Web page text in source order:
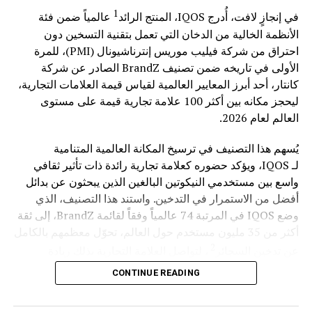
قطاعات حيوية مثل الصناعة، التكنولوجيا، السياحة
والتعليم وغيرها من المجالات. الأعمال هنا ليست مجرّد مشاريع
اقتصادية، بل هي جسر أساسي يعمّق الروابط بين الشعوب
ويحوّل العلاقات الدبلوماسية إلى إنجازات ملموسة على أرض
الواقع. من هذا المنطلق، نحن على ثقة أنّ تعاوننا المستقبلي
سيُشكّل نموذجا يُحتذى به، وسيُسهم في بناء مستقبل أكثر
استقرارا وازدهارا لبلدينا. أجدد شكري لسعادتكم وللسيدة
تونس أيضا في براغ، والتي تجمع في شخصها النبل والدبلوماسية
والكفاءة. شكرا لتونس، شكرا لكم ولجميع الحضور الكرام”.
في إنجازٍ لافت، أُدرج IQOS، المنتج الرائد 1 عالمياً ضمن فئة
الأنظمة الخالية من الدخان التي تعمل بتقنية التسخين دون
احتراق من شركة فيليب موريس إنترناشيونال (PMI)، للمرة
الأولى في تاريخه ضمن تصنيف BrandZ الصادر عن شركة
كانتار، أحد أبرز المعايير العالمية لقياس قيمة العلامات التجارية،
ليحجز مكانه بين أكثر 100 علامة تجارية قيمة على مستوى
العالم لعام 2026.
يُسهم هذا التصنيف في ترسيخ المكانة العالمية المتنامية
لـ IQOS، ويؤكد حضوره كعلامة تجارية رائدة ذات تأثير ثقافي
واسع بين مستخدمي النيكوتين البالغين الذين يبحثون عن بدائل
أفضل من الاستمرار في التدخين. واستند هذا التصنيف، الذي
وضع IQOS في المرتبة 74 عالمياً وفقاً لقائمة BrandZ، إلى ثقة
الطريق نحو مستقبل خالٍ من الدخان من خلال ابتكاراتها
المدعومة علمياً وتصاميمها التي تتمحور حول المستهلك.
CONTINUE READING